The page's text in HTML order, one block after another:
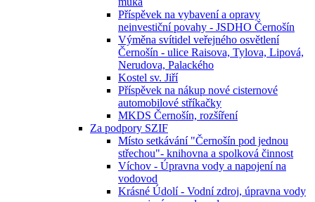
Příspěvek na vybavení a opravy
neinvestiční povahy - JSDHO Černošín
Výměna svítidel veřejného osvětlení
Černošín - ulice Raisova, Tylova, Lipová,
Nerudova, Palackého
Kostel sv. Jiří
Příspěvek na nákup nové cisternové
automobilové stříkačky
MKDS Černošín, rozšíření
Za podpory SZIF
Místo setkávání "Černošín pod jednou
střechou"- knihovna a spolková činnost
Víchov - Úpravna vody a napojení na
vodovod
Krásné Údolí - Vodní zdroj, úpravna vody